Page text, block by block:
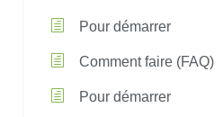
Pour démarrer
Comment faire (FAQ)
Pour démarrer